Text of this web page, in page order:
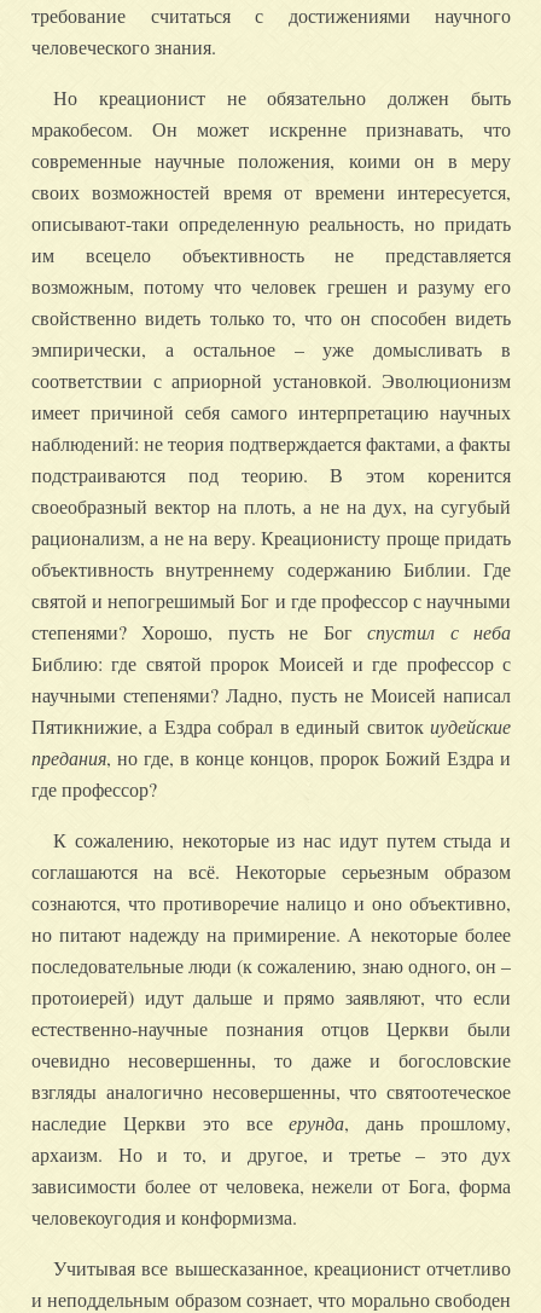
требование считаться с достижениями научного
человеческого знания.
Но креационист не обязательно должен быть
мракобесом. Он может искренне признавать, что
современные научные положения, коими он в меру
своих возможностей время от времени интересуется,
описывают-таки определенную реальность, но придать
им всецело объективность не представляется
возможным, потому что человек грешен и разуму его
свойственно видеть только то, что он способен видеть
эмпирически, а остальное – уже домысливать в
соответствии с априорной установкой. Эволюционизм
имеет причиной себя самого интерпретацию научных
наблюдений: не теория подтверждается фактами, а факты
подстраиваются под теорию. В этом коренится
своеобразный вектор на плоть, а не на дух, на сугубый
рационализм, а не на веру. Креационисту проще придать
объективность внутреннему содержанию Библии. Где
святой и непогрешимый Бог и где профессор с научными
степенями? Хорошо, пусть не Богспустил с неба
Библию: где святой пророк Моисей и где профессор с
научными степенями? Ладно, пусть не Моисей написал
Пятикнижие, а Ездра собрал в единый свиток иудейские
предания, но где, в конце концов, пророк Божий Ездра и
где профессор?
К сожалению, некоторые из нас идут путем стыда и
соглашаются на всё. Некоторые серьезным образом
сознаются, что противоречие налицо и оно объективно,
но питают надежду на примирение. А некоторые более
последовательные люди (к сожалению, знаю одного, он –
протоиерей) идут дальше и прямо заявляют, что если
естественно-научные познания отцов Церкви были
очевидно несовершенны, то даже и богословские
взгляды аналогично несовершенны, что святоотеческое
наследие Церкви это всеерунда, дань прошлому,
архаизм. Но и то, и другое, и третье – это дух
зависимости более от человека, нежели от Бога, форма
человекоугодия и конформизма.
Учитывая все вышесказанное, креационист отчетливо
и неподдельным образом сознает, что морально свободен